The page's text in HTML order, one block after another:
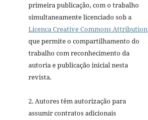
primeira publicação, com o trabalho
simultaneamente licenciado sob a
Licença Creative Commons Attribution
que permite o compartilhamento do
trabalho com reconhecimento da
autoria e publicação inicial nesta
revista.
2. Autores têm autorização para
assumir contratos adicionais